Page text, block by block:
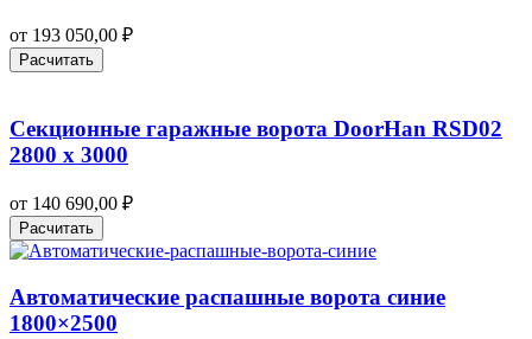
от 193 050,00 ₽
Расчитать
Секционные гаражные ворота DoorHan RSD02
2800 х 3000
от 140 690,00 ₽
Расчитать
Автоматические распашные ворота синие
1800×2500